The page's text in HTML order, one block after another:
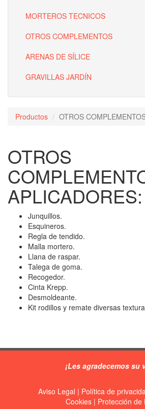
MORTEROS TECNICOS
OTROS COMPLEMENTOS
ARENAS DE SÍLICE
GRAVILLAS JARDÍN
Productos OTROS
OTROS
APLICADORES:
Junquillos.
Esquineros.
Regla de tendido.
Malla mortero.
Llana de raspar.
Talega de goma.
Recogedor.
Cinta Krepp.
Desmoldeante.
Kit rodillos y remate diversas
¡Les agradecemos su
Aviso Legal | Política de
Cookies| Protección de